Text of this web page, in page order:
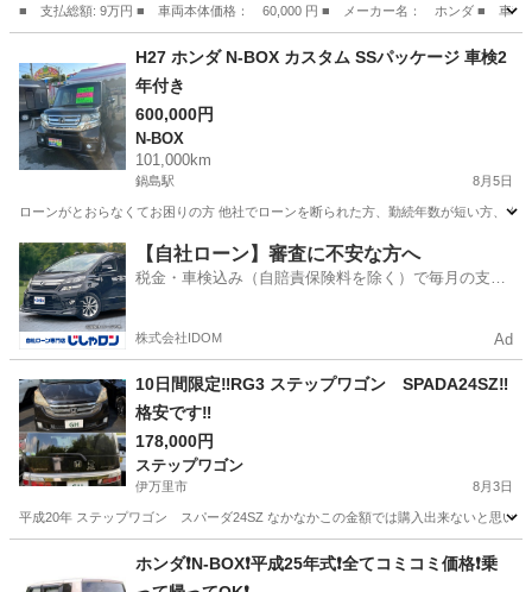
■ 支払総額: 9万円 ■ 車両本体価格： 60,000 円 ■ メーカー名： ホンダ ■ 車種
ライフ
H27 ホンダ N-BOX カスタム SSパッケージ 車検2
年付き
600,000円
N-BOX
101,000km
鍋島駅 8月5日
ローンがとおらなくてお困りの方 他社でローンを断られた方、勤続年数が短い方、
佐賀 佐賀市 鍋島駅 N-BOX 車両
【自社ローン】審査に不安な方へ
税金・車検込み（自賠責保険料を除く）で毎月の支払
株式会社IDOM Ad
10日間限定‼️RG3 ステップワゴン SPADA24SZ‼️
格安です‼️
178,000円
ステップワゴン
伊万里市 8月3日
平成20年 ステップワゴン スパーダ24SZ なかなかこの金額では購入出来ないと思い
ステップワゴン
ホンダ❗N-BOX❗平成25年式❗全てコミコミ価格❗乗